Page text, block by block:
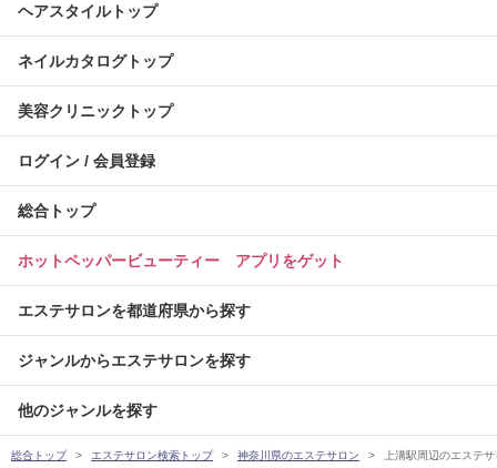
ヘアスタイルトップ
ネイルカタログトップ
美容クリニックトップ
ログイン / 会員登録
総合トップ
ホットペッパービューティー アプリをゲット
エステサロンを都道府県から探す
ジャンルからエステサロンを探す
他のジャンルを探す
総合トップ エステサロン検索トップ 神奈川県のエステサロン 上溝駅周辺のエステ